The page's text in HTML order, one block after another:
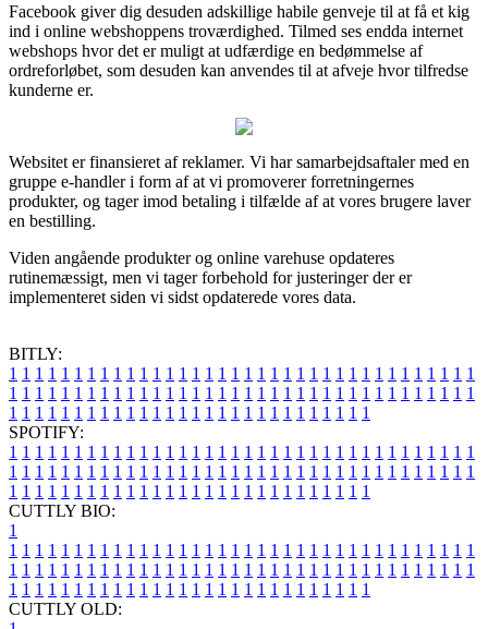
Facebook giver dig desuden adskillige habile genveje til at få et kig
ind i online webshoppens troværdighed. Tilmed ses endda internet
webshops hvor det er muligt at udfærdige en bedømmelse af
ordreforløbet, som desuden kan anvendes til at afveje hvor tilfredse
kunderne er.
Websitet er finansieret af reklamer. Vi har samarbejdsaftaler med en
gruppe e-handler i form af at vi promoverer forretningernes
produkter, og tager imod betaling i tilfælde af at vores brugere laver
en bestilling.
Viden angående produkter og online varehuse opdateres
rutinemæssigt, men vi tager forbehold for justeringer der er
implementeret siden vi sidst opdaterede vores data.
BITLY:
1 1 1 1 1 1 1 1 1 1 1 1 1 1 1 1 1 1 1 1 1 1 1 1 1 1 1 1 1 1 1 1 1 1 1 1
1 1 1 1 1 1 1 1 1 1 1 1 1 1 1 1 1 1 1 1 1 1 1 1 1 1 1 1 1 1 1 1 1 1 1 1
1 1 1 1 1 1 1 1 1 1 1 1 1 1 1 1 1 1 1 1 1 1 1 1 1 1 1 1
SPOTIFY:
1 1 1 1 1 1 1 1 1 1 1 1 1 1 1 1 1 1 1 1 1 1 1 1 1 1 1 1 1 1 1 1 1 1 1 1
1 1 1 1 1 1 1 1 1 1 1 1 1 1 1 1 1 1 1 1 1 1 1 1 1 1 1 1 1 1 1 1 1 1 1 1
1 1 1 1 1 1 1 1 1 1 1 1 1 1 1 1 1 1 1 1 1 1 1 1 1 1 1 1
CUTTLY BIO:
1
1 1 1 1 1 1 1 1 1 1 1 1 1 1 1 1 1 1 1 1 1 1 1 1 1 1 1 1 1 1 1 1 1 1 1 1
1 1 1 1 1 1 1 1 1 1 1 1 1 1 1 1 1 1 1 1 1 1 1 1 1 1 1 1 1 1 1 1 1 1 1 1
1 1 1 1 1 1 1 1 1 1 1 1 1 1 1 1 1 1 1 1 1 1 1 1 1 1 1 1
CUTTLY OLD: